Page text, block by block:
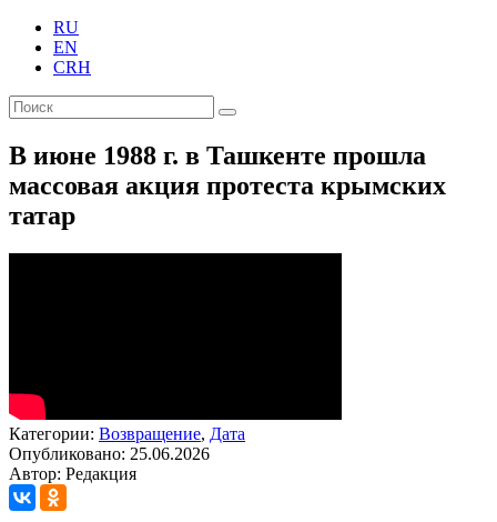
RU
EN
CRH
В июне 1988 г. в Ташкенте прошла
массовая акция протеста крымских
татар
Категории: Возвращение, Дата
Опубликовано: 25.06.2026
Автор: Редакция